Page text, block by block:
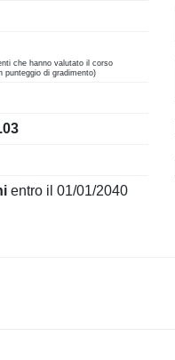
che hanno valutato il corso
punteggio di gradimento)
entro il 01/01/2040